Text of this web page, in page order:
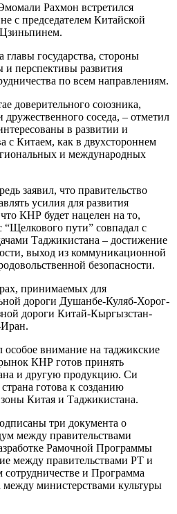
Рахмон встретился
с председателем Китайской
государства, стороны
перспективы развития
по всем направлениям.
доверительного союзника,
дружественного соседа, – отметил
в развитии и
с Китаем, как в двухстороннем
и международных
заявил, что правительство
усилия для развития
КНР будет нацелен на то,
пути” совпадал с
Таджикистана – достижение
выход из коммуникационной
безопасности.
принимаемых для
дороги Душанбе-Куляб-Хорог-
дороги Китай-Кыргызстан-
особое внимание на таджикские
КНР готов принять
и другую продукцию. Си
готова к созданию
Китая и Таджикистана.
три документа о
между правительствами
Рамочной Программы
между правительствами РТ и
и Программа
между министерствами культуры